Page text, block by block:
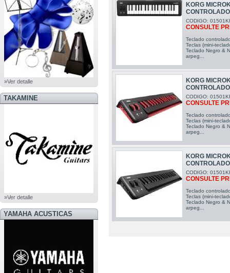
»Ver detalle
TAKAMINE
»Ver detalle
YAMAHA ACUSTICAS
KORG
CODIGO:
CONSULTE
Teclado
Teclas (mini-
Teclado Negro &
arpeg...
KORG
CODIGO:
CONSULTE
Teclado
Teclas (mini-
Teclado Negro &
arpeg...
KORG
CODIGO:
CONSULTE
Teclado
Teclas (mini-
Teclado Negro &
arpeg...